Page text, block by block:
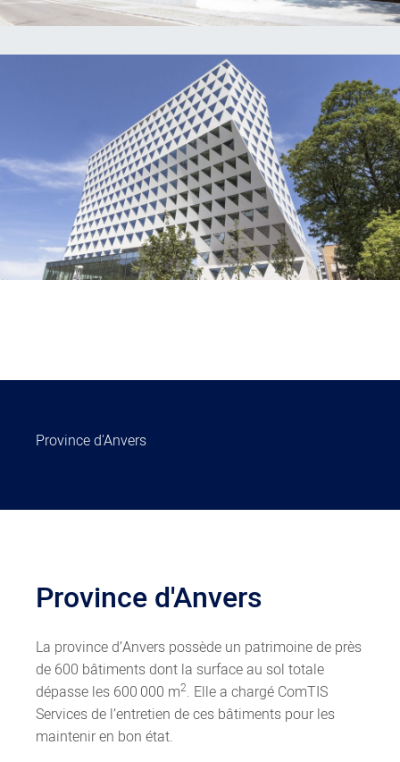
Province d'Anvers
Province d'Anvers
La province d’Anvers possède un patrimoine de près
de 600 bâtiments dont la surface au sol totale
dépasse les 600 000 m2. Elle a chargé ComTIS
Services de l’entretien de ces bâtiments pour les
maintenir en bon état.